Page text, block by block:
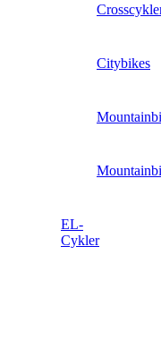
Citybikes
EL-
Cykler